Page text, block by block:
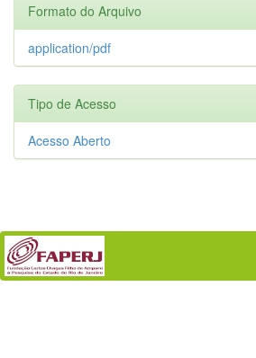
Formato do Arquivo
application/pdf
Tipo de Acesso
Acesso Aberto